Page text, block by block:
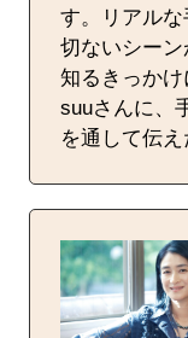
す。リアル
切ないシー
知るきっか
suuさんに、
を通して伝え